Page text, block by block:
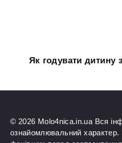
Як годувати дитину
© 2026 Molo4nica.in.ua Вся
ознайомлювальний характер.